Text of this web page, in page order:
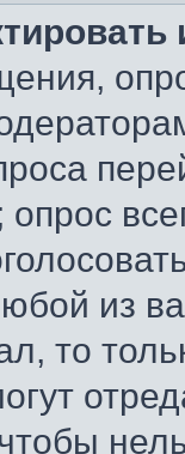
из
то